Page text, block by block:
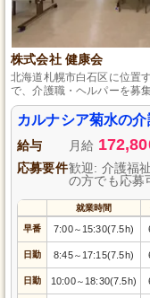
株式会社 健康会
北海道札幌市白石区に位置
で、介護職・ヘルパーを募
い生活空間を提供すること
当施設では、安心と温もり
境を整えています。経験者
の力で、一緒にさらに素晴
カルナシア菊水の
給与 月給
応募要件歓迎: 介護福
の方でも応募
就業時間
早番 7:00～ 15:30(7.5h)
日勤 8:45～ 17:15(7.5h)
日勤 10:00～ 18:30(7.5h)